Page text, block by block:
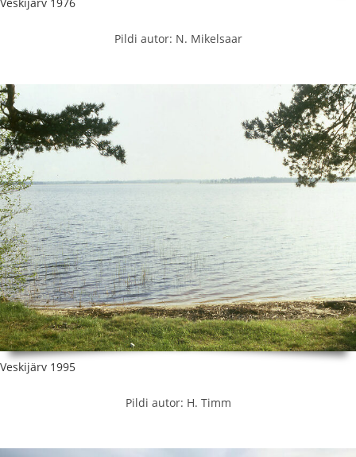
Pildi autor: N. Mikelsaar
Veskijärv 1995
Pildi autor: H. Timm